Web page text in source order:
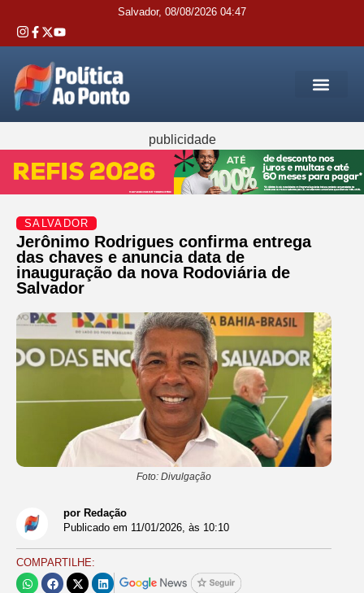
Salvador, 08/08/2026 04:47
publicidade
SALVADOR
Jerônimo Rodrigues confirma entrega
das chaves e anuncia data de
inauguração da nova Rodoviária de
Salvador
Foto: Divulgação
por Redação
Publicado em 11/01/2026, às 10:10
COMPARTILHE: